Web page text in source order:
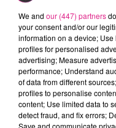
sketch. Sans oublier
et un apéritif
François Barthelemy
membres de l'asso.
Crédit :D!RECT FM
We and our (447) partners
your consent and/or our
information on a device;
profiles for personalised
advertising; Measure
performance; Understand
of data from different
profiles to personalise
content; Use limited data to
detect fraud, and fix errors;
Save and communicate